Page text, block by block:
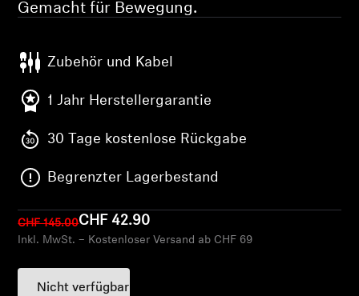
Soundbars
AMBEO Soundbars und Subs
AMBEO entdecken
AMBEO Ersatzteile & Zubehör
Gemacht für Bewegung.
Zubehör und Kabel
1 Jahr Herstellergarantie
30 Tage kostenlose Rückgabe
Begrenzter Lagerbestand
CHF 145.00CHF 42.90
Inkl. MwSt. – Kostenloser Versand ab CHF 69
Nicht verfügbar